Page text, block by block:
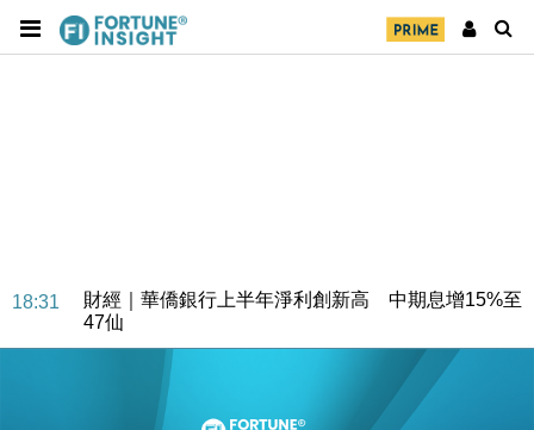
18:31
財經｜華僑銀行上半年淨利創新高 中期息增15%至
47仙
財經｜滙豐上調香港今年GDP預測至4.5% 看好貿易
及消費表現
本地｜假冒內地執法人員要求交「保證金」 43歲女子